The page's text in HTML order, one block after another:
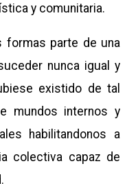
y comunitaria.
formas parte de una
nunca igual y
existido de tal
mundos internos y
habilitandonos a
colectiva capaz de